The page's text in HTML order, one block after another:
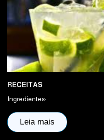
RECEITAS
Ingredientes:
Leia mais